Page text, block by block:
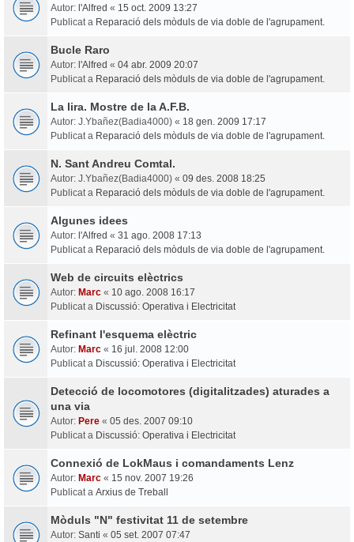
Autor: l'Alfred « 15 oct. 2009 13:27
Publicat a Reparació dels mòduls de via doble de l'agrupament.
Bucle Raro
Autor: l'Alfred « 04 abr. 2009 20:07
Publicat a Reparació dels mòduls de via doble de l'agrupament.
La lira. Mostre de la A.F.B.
Autor: J.Ybañez(Badia4000) « 18 gen. 2009 17:17
Publicat a Reparació dels mòduls de via doble de l'agrupament.
N. Sant Andreu Comtal.
Autor: J.Ybañez(Badia4000) « 09 des. 2008 18:25
Publicat a Reparació dels mòduls de via doble de l'agrupament.
Algunes idees
Autor: l'Alfred « 31 ago. 2008 17:13
Publicat a Reparació dels mòduls de via doble de l'agrupament.
Web de circuits elèctrics
Autor: Marc « 10 ago. 2008 16:17
Publicat a Discussió: Operativa i Electricitat
Refinant l'esquema elèctric
Autor: Marc « 16 jul. 2008 12:00
Publicat a Discussió: Operativa i Electricitat
Detecció de locomotores (digitalitzades) aturades a
una via
Autor: Pere « 05 des. 2007 09:10
Publicat a Discussió: Operativa i Electricitat
Connexió de LokMaus i comandaments Lenz
Autor: Marc « 15 nov. 2007 19:26
Publicat a Arxius de Treball
Mòduls "N" festivitat 11 de setembre
Autor: Santi « 05 set. 2007 07:47